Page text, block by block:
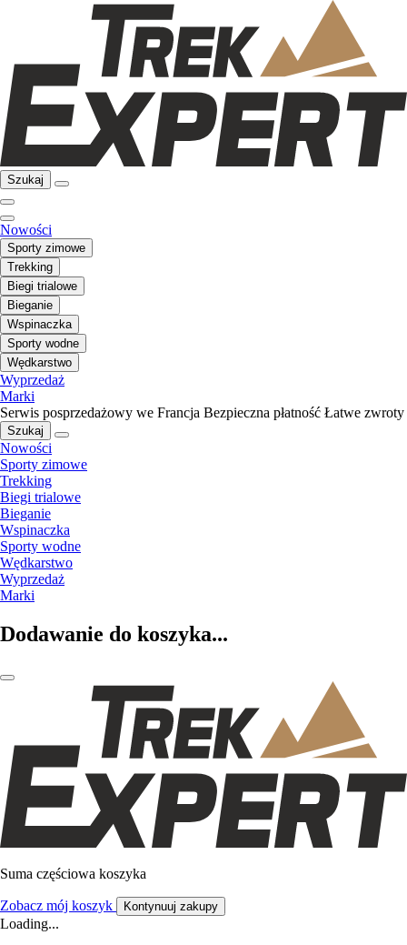
Szukaj
Nowości
Sporty zimowe
Trekking
Biegi trialowe
Bieganie
Wspinaczka
Sporty wodne
Wędkarstwo
Wyprzedaż
Marki
Serwis posprzedażowy we Francja Bezpieczna płatność Łatwe zwroty
Szukaj
Nowości
Sporty zimowe
Trekking
Biegi trialowe
Bieganie
Wspinaczka
Sporty wodne
Wędkarstwo
Wyprzedaż
Marki
Dodawanie do koszyka...
Suma częściowa koszyka
Zobacz mój koszyk Kontynuuj zakupy
Loading...